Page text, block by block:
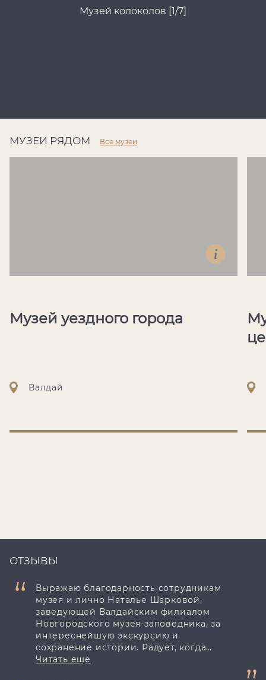
Музей колоколов [1/7]
МУЗЕИ РЯДОМ Все музеи
Музей уездного города
Валдай
ОТЗЫВЫ
Выражаю благодарность сотрудникам
музея и лично Наталье Шарковой,
заведующей Валдайским филиалом
Новгородского музея-заповедника, за
интереснейшую экскурсию и
сохранение истории. Радует, когда
встречаешь людей, увлечённых
Читать ещё